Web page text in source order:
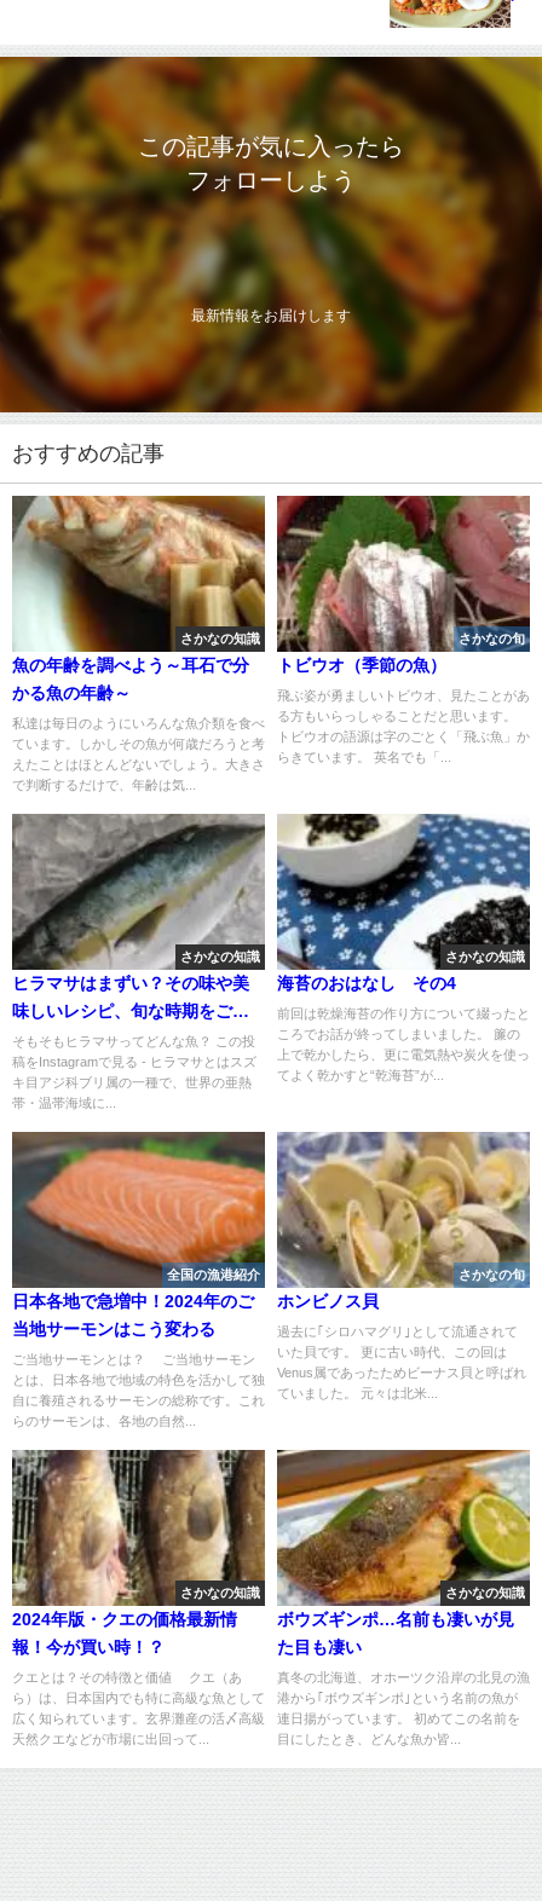
この記事が気に入ったら
フォローしよう
最新情報をお届けします
おすすめの記事
さかなの知識
魚の年齢を調べよう～耳石で分
かる魚の年齢～
私達は毎日のようにいろんな魚介類を食べ
ています。しかしその魚が何歳だろうと考
えたことはほとんどないでしょう。大きさ
で判断するだけで、年齢は気...
さかなの旬
トビウオ（季節の魚）
飛ぶ姿が勇ましいトビウオ、見たことがあ
る方もいらっしゃることだと思います。
トビウオの語源は字のごとく「飛ぶ魚」か
らきています。 英名でも「...
さかなの知識
ヒラマサはまずい？その味や美
味しいレシピ、旬な時期をご紹
介
そもそもヒラマサってどんな魚？ この投
稿をInstagramで見る - ヒラマサとはスズ
キ目アジ科ブリ属の一種で、世界の亜熱
帯・温帯海域に...
さかなの知識
海苔のおはなし その4
前回は乾燥海苔の作り方について綴ったと
ころでお話が終ってしまいました。 簾の
上で乾かしたら、更に電気熱や炭火を使っ
てよく乾かすと“乾海苔”が...
全国の漁港紹介
日本各地で急増中！2024年のご
当地サーモンはこう変わる
ご当地サーモンとは？ ご当地サーモン
とは、日本各地で地域の特色を活かして独
自に養殖されるサーモンの総称です。これ
らのサーモンは、各地の自然...
さかなの旬
ホンビノス貝
過去に｢シロハマグリ｣として流通されて
いた貝です。 更に古い時代、この回は
Venus属であったためビーナス貝と呼ばれ
ていました。 元々は北米...
さかなの知識
2024年版・クエの価格最新情
報！今が買い時！？
クエとは？その特徴と価値 クエ（あ
ら）は、日本国内でも特に高級な魚として
広く知られています。玄界灘産の活〆高級
天然クエなどが市場に出回って...
さかなの知識
ボウズギンポ…名前も凄いが見
た目も凄い
真冬の北海道、オホーツク沿岸の北見の漁
港から｢ボウズギンポ｣という名前の魚が
連日揚がっています。 初めてこの名前を
目にしたとき、どんな魚か皆...